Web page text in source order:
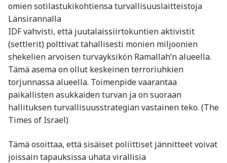
omien sotilastukikohtiensa turvallisuuslaitteistoja
Länsirannalla
IDF vahvisti, että juutalaissiirtokuntien aktivistit
(settlerit) polttivat tahallisesti monien miljoonien
shekelien arvoisen turvayksikön Ramallah’n alueella.
Tämä asema on ollut keskeinen terroriuhkien
torjunnassa alueella. Toimenpide vaarantaa
paikallisten asukkaiden turvan ja on suoraan
hallituksen turvallisuusstrategian vastainen teko. (The
Times of Israel)
Tämä osoittaa, että sisäiset poliittiset jännitteet voivat
joissain tapauksissa uhata virallisia